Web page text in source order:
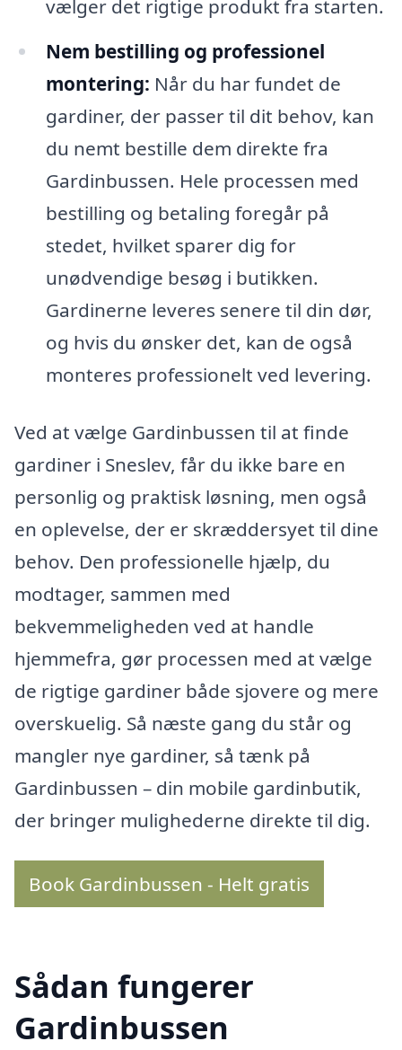
vælger det rigtige produkt fra starten.
Nem bestilling og professionel
montering: Når du har fundet de
gardiner, der passer til dit behov, kan
du nemt bestille dem direkte fra
Gardinbussen. Hele processen med
bestilling og betaling foregår på
stedet, hvilket sparer dig for
unødvendige besøg i butikken.
Gardinerne leveres senere til din dør,
og hvis du ønsker det, kan de også
monteres professionelt ved levering.
Ved at vælge Gardinbussen til at finde
gardiner i Sneslev, får du ikke bare en
personlig og praktisk løsning, men også
en oplevelse, der er skræddersyet til dine
behov. Den professionelle hjælp, du
modtager, sammen med
bekvemmeligheden ved at handle
hjemmefra, gør processen med at vælge
de rigtige gardiner både sjovere og mere
overskuelig. Så næste gang du står og
mangler nye gardiner, så tænk på
Gardinbussen – din mobile gardinbutik,
der bringer mulighederne direkte til dig.
Book Gardinbussen - Helt gratis
Sådan fungerer
Gardinbussen